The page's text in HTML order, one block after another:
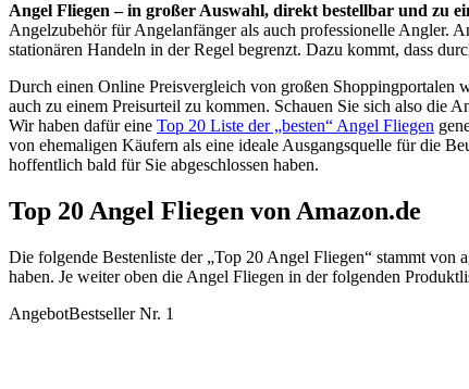
Angel Fliegen – in großer Auswahl, direkt bestellbar und zu
Angelzubehör für Angelanfänger als auch professionelle Angler.
stationären Handeln in der Regel begrenzt. Dazu kommt, dass
Durch einen Online Preisvergleich von großen Shoppingportalen
auch zu einem Preisurteil zu kommen. Schauen Sie sich also die
Wir haben dafür eine Top 20 Liste der „besten“ Angel Fliegen
von ehemaligen Käufern als eine ideale Ausgangsquelle für die
hoffentlich bald für Sie abgeschlossen haben.
Top 20 Angel Fliegen von Amazon.de
Die folgende Bestenliste der „Top 20 Angel Fliegen“ stammt von
haben. Je weiter oben die Angel Fliegen in der folgenden
AngebotBestseller Nr. 1